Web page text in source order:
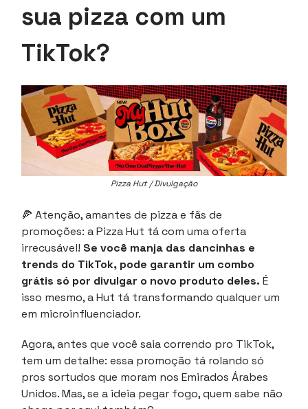
sua pizza com um
TikTok?
Pizza Hut / Divulgação
🍕 Atenção, amantes de pizza e fãs de
promoções: a Pizza Hut tá com uma oferta
irrecusável! Se você manja das dancinhas e
trends do TikTok, pode garantir um combo
grátis só por divulgar o novo produto deles. É
isso mesmo, a Hut tá transformando qualquer um
em microinfluenciador.
Agora, antes que você saia correndo pro TikTok,
tem um detalhe: essa promoção tá rolando só
pros sortudos que moram nos Emirados Árabes
Unidos. Mas, se a ideia pegar fogo, quem sabe não